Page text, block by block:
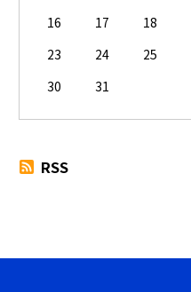
16
17 18
23
24 25
30
31
RSS